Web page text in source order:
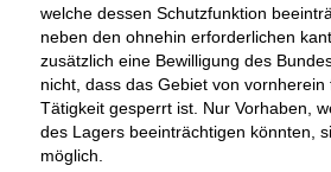
welche dessen Schutzfunktion
neben den ohnehin erforderlichen
zusätzlich eine Bewilligung des
nicht, dass das Gebiet von
Tätigkeit gesperrt ist. Nur Vorhaben,
des Lagers beeinträchtigen könnten,
möglich.